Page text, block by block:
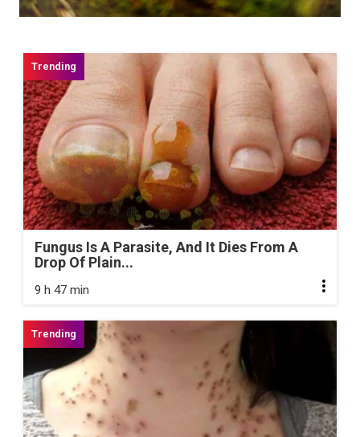
Fungus Is A Parasite, And It Dies From A
Drop Of Plain...
9 h 47 min